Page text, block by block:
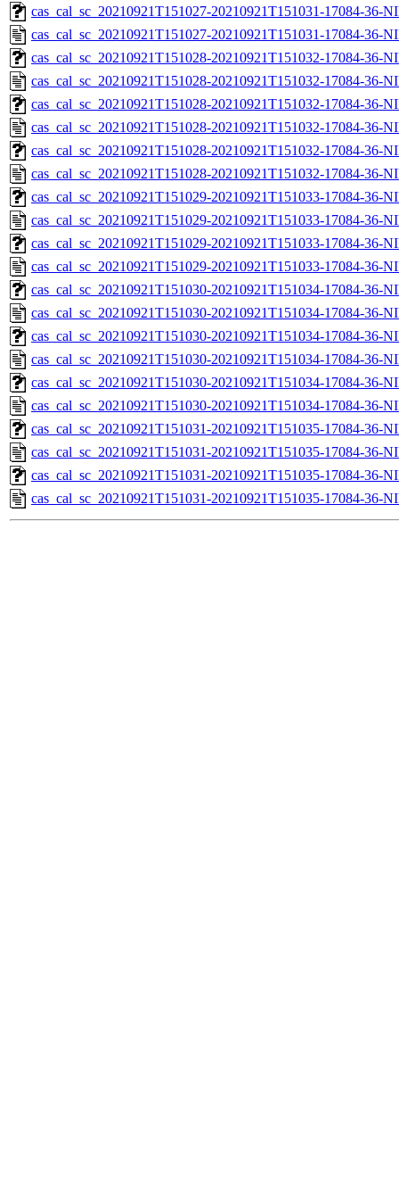
cas_cal_sc_20210921T151027-20210921T151031-17084-36-
cas_cal_sc_20210921T151027-20210921T151031-17084-36-
cas_cal_sc_20210921T151028-20210921T151032-17084-36-
cas_cal_sc_20210921T151028-20210921T151032-17084-36-
cas_cal_sc_20210921T151028-20210921T151032-17084-36-
cas_cal_sc_20210921T151028-20210921T151032-17084-36-
cas_cal_sc_20210921T151028-20210921T151032-17084-36-
cas_cal_sc_20210921T151028-20210921T151032-17084-36-
cas_cal_sc_20210921T151029-20210921T151033-17084-36-
cas_cal_sc_20210921T151029-20210921T151033-17084-36-
cas_cal_sc_20210921T151029-20210921T151033-17084-36-
cas_cal_sc_20210921T151029-20210921T151033-17084-36-
cas_cal_sc_20210921T151030-20210921T151034-17084-36-
cas_cal_sc_20210921T151030-20210921T151034-17084-36-
cas_cal_sc_20210921T151030-20210921T151034-17084-36-
cas_cal_sc_20210921T151030-20210921T151034-17084-36-
cas_cal_sc_20210921T151030-20210921T151034-17084-36-
cas_cal_sc_20210921T151030-20210921T151034-17084-36-
cas_cal_sc_20210921T151031-20210921T151035-17084-36-
cas_cal_sc_20210921T151031-20210921T151035-17084-36-
cas_cal_sc_20210921T151031-20210921T151035-17084-36-
cas_cal_sc_20210921T151031-20210921T151035-17084-36-